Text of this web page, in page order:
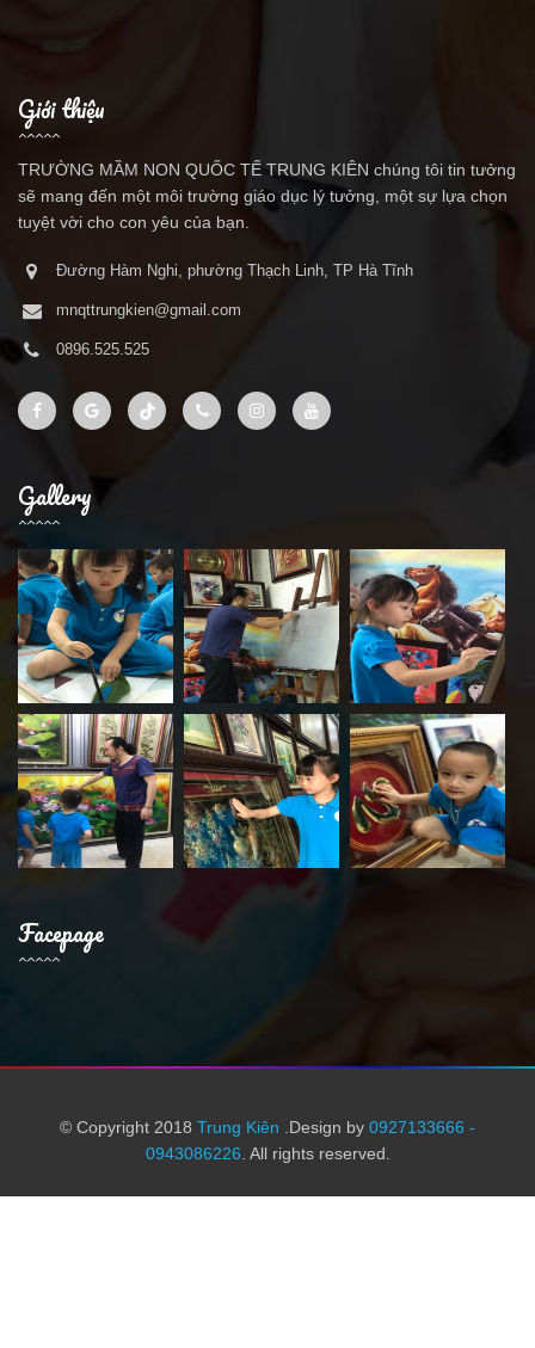
Giới thiệu
TRƯỜNG MẦM NON QUỐC TẾ TRUNG KIÊN chúng tôi tin tưởng
sẽ mang đến một môi trường giáo dục lý tưởng, một sự lựa chọn
tuyệt vời cho con yêu của bạn.
Đường Hàm Nghi, phường Thạch Linh, TP Hà Tĩnh
mnqttrungkien@gmail.com
0896.525.525
Gallery
Facepage
© Copyright 2018 Trung Kiên .Design by 0927133666 -
0943086226 . All rights reserved.